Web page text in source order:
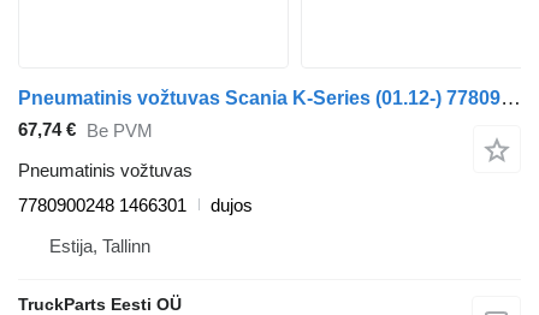
Pneumatinis vožtuvas Scania K-Series (01.12-) 7780900248 autobuso Scania K,N,F-series bus (2006-)
67,74 € Be PVM
Pneumatinis vožtuvas
7780900248 1466301
dujos
Estija, Tallinn
TruckParts Eesti OÜ